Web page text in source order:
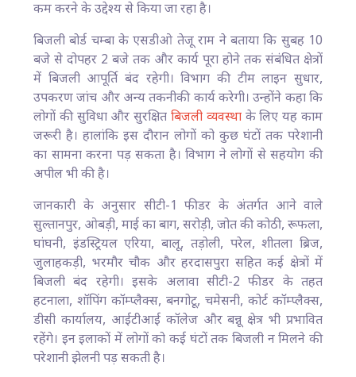
कम करने के उद्देश्य से किया जा रहा है।
बिजली बोर्ड चम्बा के एसडीओ तेजू राम ने बताया कि सुबह 10
बजे से दोपहर 2 बजे तक और कार्य पूरा होने तक संबंधित क्षेत्रों
में बिजली आपूर्ति बंद रहेगी। विभाग की टीम लाइन सुधार,
उपकरण जांच और अन्य तकनीकी कार्य करेगी। उन्होंने कहा कि
लोगों की सुविधा और सुरक्षित बिजली व्यवस्था के लिए यह काम
जरूरी है। हालांकि इस दौरान लोगों को कुछ घंटों तक परेशानी
का सामना करना पड़ सकता है। विभाग ने लोगों से सहयोग की
अपील भी की है।
जानकारी के अनुसार सीटी-1 फीडर के अंतर्गत आने वाले
सुल्तानपुर, ओबड़ी, माई का बाग, सरोड़ी, जोत की कोठी, रूफला,
घांघनी, इंडस्ट्रियल एरिया, बालू, तड़ोली, परेल, शीतला ब्रिज,
जुलाहकड़ी, भरमौर चौक और हरदासपुरा सहित कई क्षेत्रों में
बिजली बंद रहेगी। इसके अलावा सीटी-2 फीडर के तहत
हटनाला, शॉपिंग कॉम्प्लैक्स, बनगोटू, चमेसनी, कोर्ट कॉम्प्लैक्स,
डीसी कार्यालय, आईटीआई कॉलेज और बन्नू क्षेत्र भी प्रभावित
रहेंगे। इन इलाकों में लोगों को कई घंटों तक बिजली न मिलने की
परेशानी झेलनी पड़ सकती है।